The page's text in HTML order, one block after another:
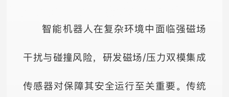
智能机器人在复杂环境中面临强磁场
干扰与碰撞风险，研发磁场/压力双模集成
传感器对保障其安全运行至关重要。传统